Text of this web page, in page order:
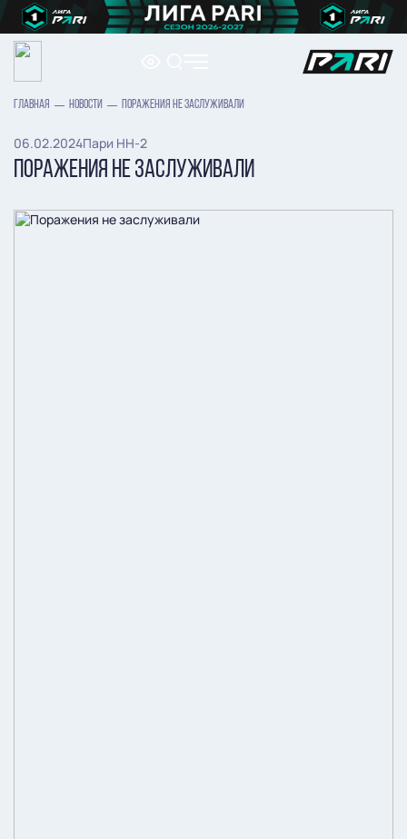
ГЛАВНАЯ НОВОСТИ ПОРАЖЕНИЯ НЕ ЗАСЛУЖИВАЛИ
06.02.2024Пари НН-2
ПОРАЖЕНИЯ НЕ ЗАСЛУЖИВАЛИ